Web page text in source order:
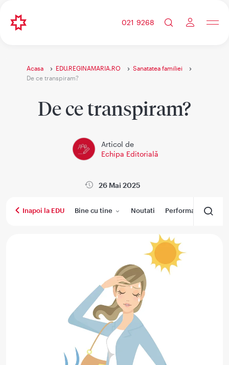
021 9268
Acasa EDU.REGINAMARIA.RO
Sanatatea familiei
De ce transpiram?
De ce transpiram?
Articol de
Echipa Editorială
26 Mai 2025
Inapoi la EDU Bine cu tine Noutati Performanta